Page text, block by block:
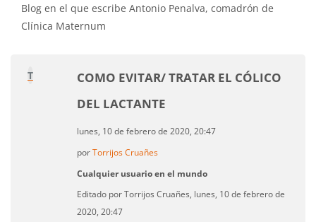
Blog en el que escribe Antonio Penalva, comadrón de
Clínica Maternum
T
COMO EVITAR/ TRATAR EL CÓLICO
DEL LACTANTE
lunes, 10 de febrero de 2020, 20:47
porTorrijos Cruañes
Cualquier usuario en el mundo
Editado por Torrijos Cruañes, lunes, 10 de febrero de
2020, 20:47